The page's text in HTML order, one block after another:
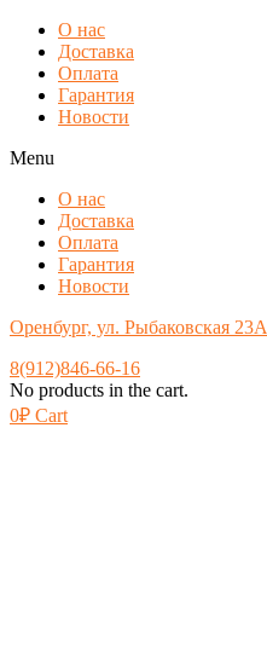
О нас
Доставка
Оплата
Гарантия
Новости
Menu
О нас
Доставка
Оплата
Гарантия
Новости
Оренбург, ул. Рыбаковская 23А
8(912)846-66-16
No products in the cart.
0₽ Cart